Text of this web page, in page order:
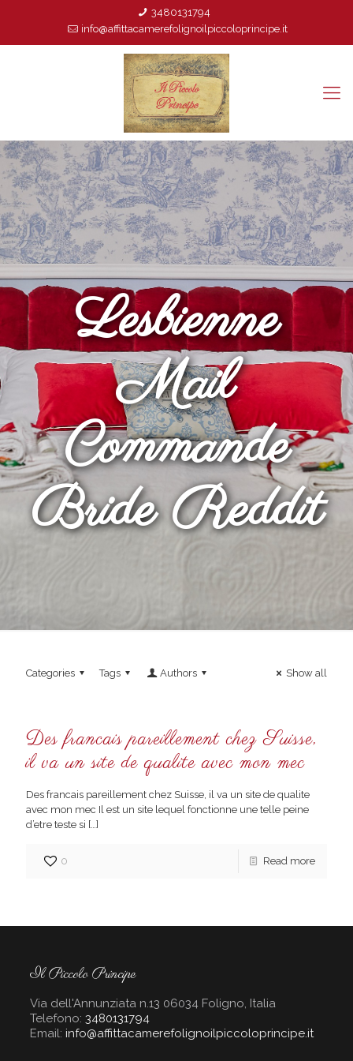
3480131794
info@affittacamerefolignoilpiccoloprincipe.it
Lesbienne
Mail
Commande
Bride Reddit
Categories Tags Authors Show all
Des francais pareillement chez Suisse,
il va un site de qualite avec mon mec
Des francais pareillement chez Suisse, il va un site de qualite
avec mon mec Il est un site lequel fonctionne une telle peine
d’etre teste si […]
0 Read more
Il Piccolo Principe
Via dell'Annunziata n.13 06034 Foligno, Italia
Telefono: 3480131794
Email: info@affittacamerefolignoilpiccoloprincipe.it